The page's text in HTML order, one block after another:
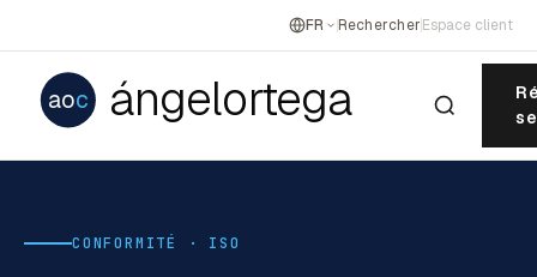
FR RechercherEspace client
aoc ángelortega
CONFORMITÉ · ISO